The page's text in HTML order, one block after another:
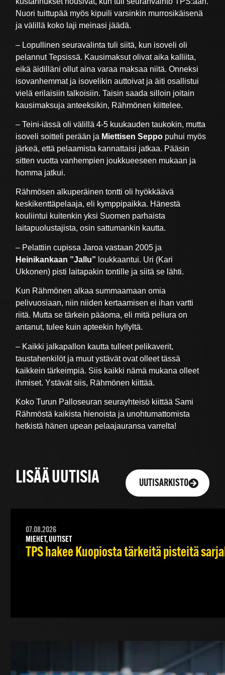
Nuori tuittupää myös kipuili varsinkin murrosikäisenä
ja välillä koko laji meinasi jäädä.
– Lopullinen seuravalinta tuli siitä, kun isoveli oli
pelannut Tepsissä. Kausimaksut olivat aika kalliita,
eikä äidilläni ollut aina varaa maksaa niitä. Onneksi
isovanhemmat ja isovelikin auttoivat ja äiti osallistui
vielä erilaisiin talkoisiin. Taisin saada silloin joitain
kausimaksuja anteeksikin, Rähmönen kiittelee.
– Teini-iässä oli välillä 4-5 kuukauden taukokin, mutta
isoveli soitteli perään ja Miettisen Seppo puhui myös
järkeä, että pelaamista kannattaisi jatkaa. Pääsin
sitten vuotta vanhempien joukkueeseen mukaan ja
homma jatkui.
Rähmösen alkuperäinen tontti oli hyökkäävä
keskikenttäpelaaja, eli kymppipaikka. Hänestä
kouliintui kuitenkin yksi Suomen parhaista
laitapuolustajista, osin sattumankin kautta.
– Pelattiin cupissa Jaroa vastaan 2005 ja
Heinikankaan ”Jallu” loukkaantui. Uri (Kari
Ukkonen) pisti laitapakin tontille ja siitä se lähti.
Kun Rähmönen alkaa summaamaan omia
pelivuosiaan, niin niiden kertaamisen ei ihan vartti
riitä. Mutta se tärkein pääoma, eli mitä peliura on
antanut, tulee kuin apteekin hyllyltä.
– Kaikki jalkapallon kautta tulleet pelikaverit,
taustahenkilöt ja muut ystävät ovat olleet tässä
kaikkein tärkeimpiä. Siis kaikki nämä mukana olleet
ihmiset. Ystävät siis, Rähmönen kiittää.
Koko Turun Palloseuran seurayhteisö kiittää Sami
Rähmöstä kaikista hienoista ja unohtumattomista
hetkistä hänen upean pelaajauransa varrelta!
LISÄÄ UUTISIA UUTISARKISTO
07.08.2026
MIEHET, UUTISET
TPS hakee Kuopiosta tärkeitä pisteitä